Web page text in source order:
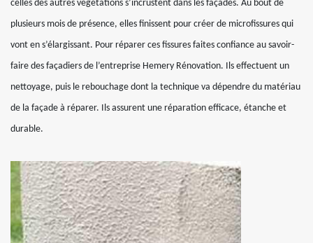
celles des autres végétations s’incrustent dans les façades. Au bout de
plusieurs mois de présence, elles finissent pour créer de microfissures qui
vont en s’élargissant. Pour réparer ces fissures faites confiance au savoir-
faire des façadiers de l’entreprise Hemery Rénovation. Ils effectuent un
nettoyage, puis le rebouchage dont la technique va dépendre du matériau
de la façade à réparer. Ils assurent une réparation efficace, étanche et
durable.